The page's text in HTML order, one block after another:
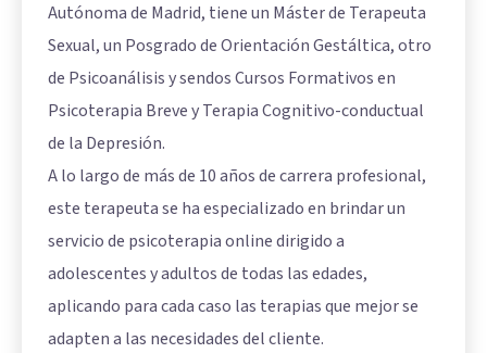
Autónoma de Madrid, tiene un Máster de Terapeuta
Sexual, un Posgrado de Orientación Gestáltica, otro
de Psicoanálisis y sendos Cursos Formativos en
Psicoterapia Breve y Terapia Cognitivo-conductual
de la Depresión.
A lo largo de más de 10 años de carrera profesional,
este terapeuta se ha especializado en brindar un
servicio de psicoterapia online dirigido a
adolescentes y adultos de todas las edades,
aplicando para cada caso las terapias que mejor se
adapten a las necesidades del cliente.